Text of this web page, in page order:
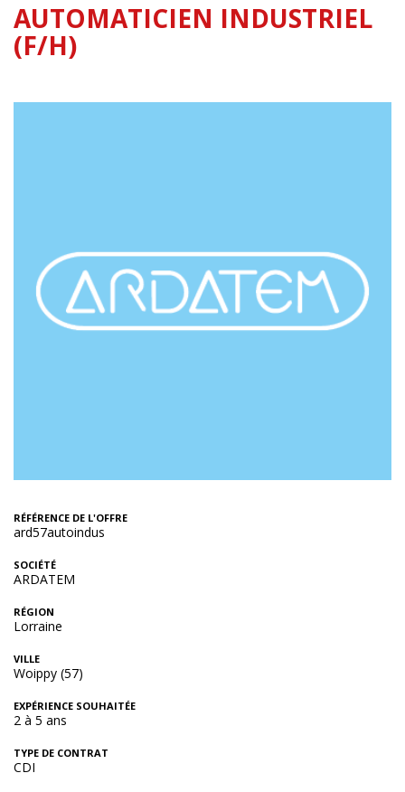
AUTOMATICIEN INDUSTRIEL
(F/H)
RÉFÉRENCE DE L'OFFRE
ard57autoindus
SOCIÉTÉ
ARDATEM
RÉGION
Lorraine
VILLE
Woippy (57)
EXPÉRIENCE SOUHAITÉE
2 à 5 ans
TYPE DE CONTRAT
CDI